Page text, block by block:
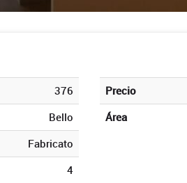
376
Bello
Fabricato
4
Precio
Área